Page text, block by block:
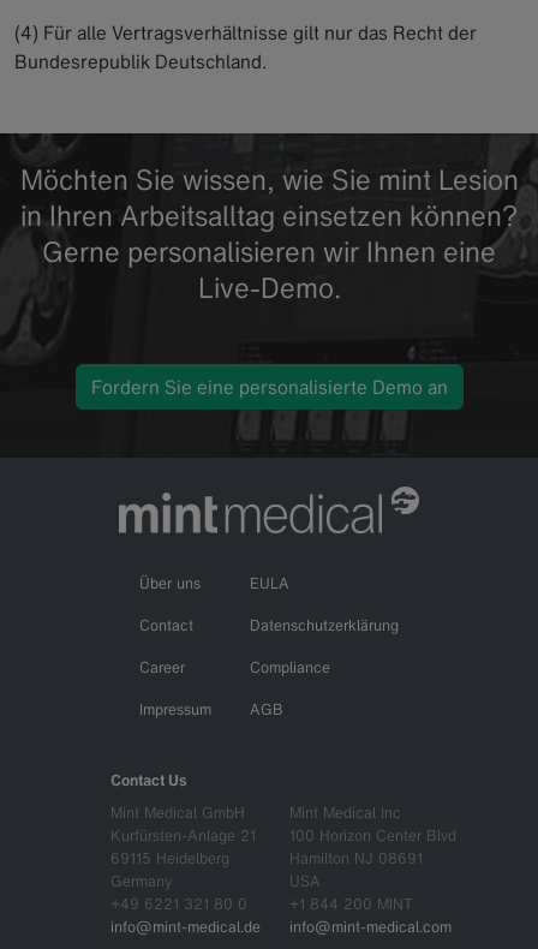
(4) Für alle Vertragsverhältnisse gilt nur das Recht der
Bundesrepublik Deutschland.
Möchten Sie wissen, wie Sie mint Lesion
in Ihren Arbeitsalltag einsetzen können?
Gerne personalisieren wir Ihnen eine
Live-Demo.
Fordern Sie eine personalisierte Demo an
Über uns
Contact
Career
Impressum
EULA
Datenschutzerklärung
Compliance
AGB
Contact Us
Mint Medical GmbH
Kurfürsten-Anlage 21
69115 Heidelberg
Germany
+49 6221 321 80 0
info@mint-medical.de
Mint Medical Inc
100 Horizon Center Blvd
Hamilton NJ 08691
USA
+1 844 200 MINT
info@mint-medical.com